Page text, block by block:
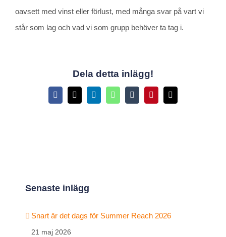
oavsett med vinst eller förlust, med många svar på vart vi
står som lag och vad vi som grupp behöver ta tag i.
Dela detta inlägg!
Facebook
X LinkedInWhatsAppTumblrPinterest
E-
post
Senaste inlägg
Snart är det dags för Summer Reach 2026
21 maj 2026